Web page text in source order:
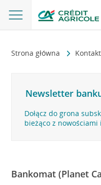
Strona główna
Newsletter
Dołącz do grona
bieżąco z
Bankomat (Planet